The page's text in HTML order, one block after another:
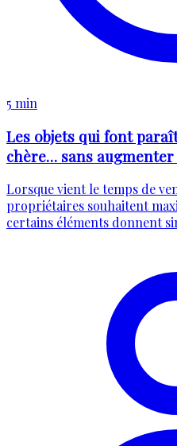
5 min
Les objets qui font
chère… sans
Lorsque vient le temps de
propriétaires souhaitent
certains éléments donnent